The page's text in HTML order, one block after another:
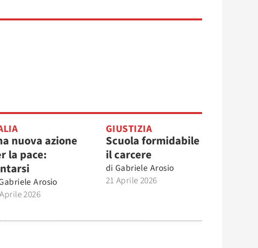
nuova azione
la pace:
Arosio
2026
GIUSTIZIA
Scuola formidabile
il carcere
di Gabriele Arosio
21 Aprile 2026